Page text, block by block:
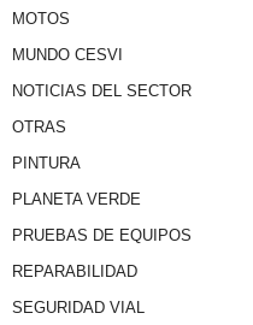
MOTOS
MUNDO CESVI
NOTICIAS DEL SECTOR
OTRAS
PINTURA
PLANETA VERDE
PRUEBAS DE EQUIPOS
REPARABILIDAD
SEGURIDAD VIAL